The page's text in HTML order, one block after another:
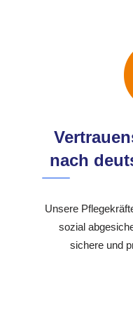
nach
Unsere
sozial
sichere und